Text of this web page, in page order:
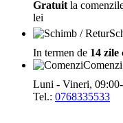
Gratuit la
lei
In termen de 14 zile
Comenzi
Luni - Vineri,
Tel.: 0768335533